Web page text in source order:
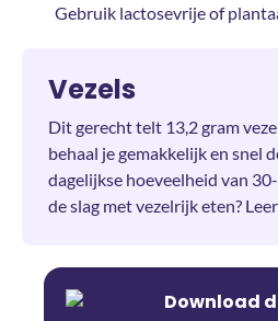
Gebruik lactosevrije of
Vezels
Dit gerecht telt 13,2 gram
behaal je gemakkelijk en snel
dagelijkse hoeveelheid van
de slag met vezelrijk eten?
Download